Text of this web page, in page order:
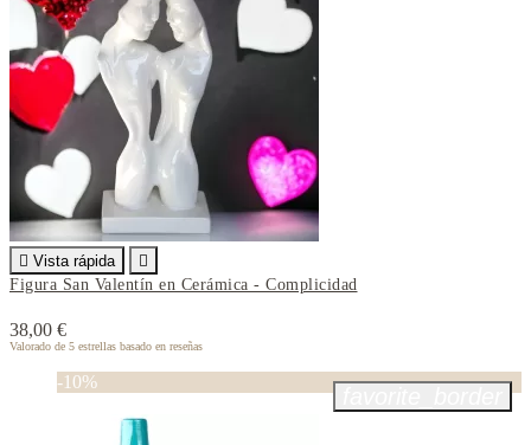
 Vista rápida

Figura San Valentín en Cerámica - Complicidad
38,00 €
Valorado de 5 estrellas basado en reseñas
-10%